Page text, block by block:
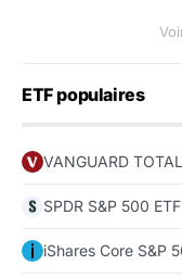
ETF populaires
VANGUARD
SPDR S&P 500
iShares Core S&P